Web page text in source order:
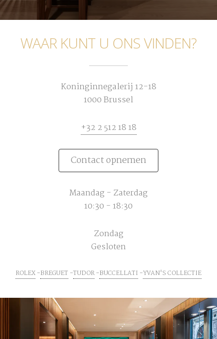
WAAR KUNT U ONS VINDEN?
Koninginnegalerij 12-18
1000 Brussel
+32 2 512 18 18
Contact opnemen
Maandag - Zaterdag
10:30 - 18:30
Zondag
Gesloten
ROLEX BREGUET TUDOR BUCCELLATI YVAN'S COLLECTIE